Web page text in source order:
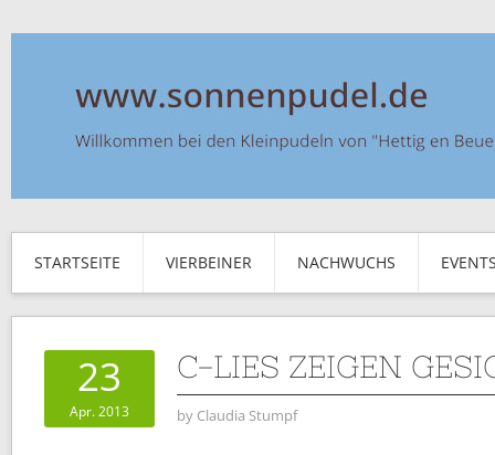
STARTSEITE VIERBEINER NACHWUCHS
23
Apr. 2013
C-LIES ZEIGEN
by Claudia Stumpf